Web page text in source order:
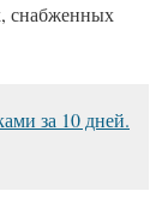
снабженных
за 10 дней.